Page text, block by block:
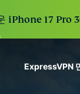
iPhone 17 Pro
ExpressVPN